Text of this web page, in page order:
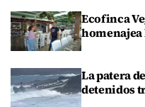
Ecofinca
La patera
detenidos